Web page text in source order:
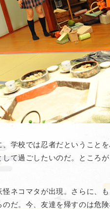
学校では忍者だということ
て過ごしたいのだ。ところ
ネコマタが出現。さらに、
だ。今、友達を帰すのは危